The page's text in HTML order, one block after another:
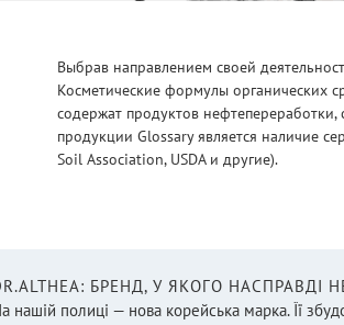
Выбрав направлением своей
Косметические формулы органических
содержат продуктов
продукции Glossary является наличие
Soil Association, USDA и другие).
БРЕНД, У ЯКОГО НАСПРАВДІ
нашій полиці — нова корейська марка. Її